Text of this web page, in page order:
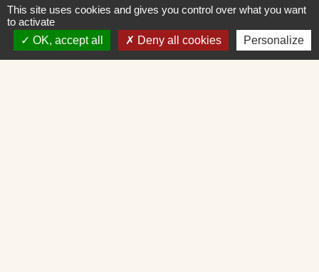
Liens
This site uses cookies and gives you control over what you want
to activate
OK, accept all
Deny all cookies Personalize